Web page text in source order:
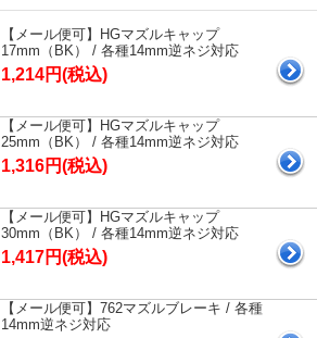
【メール便可】HGマズルキャップ
17mm（BK） / 各種14mm逆ネジ対応
1,214円(税込)
【メール便可】HGマズルキャップ
25mm（BK） / 各種14mm逆ネジ対応
1,316円(税込)
【メール便可】HGマズルキャップ
30mm（BK） / 各種14mm逆ネジ対応
1,417円(税込)
【メール便可】762マズルブレーキ / 各種
14mm逆ネジ対応